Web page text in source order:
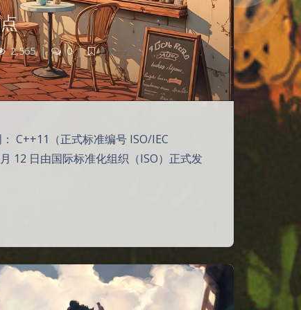
2,565 | 0 |
C/C++
C++11（正式标准编号 ISO/IEC
12 日由国际标准化组织（ISO）正式发